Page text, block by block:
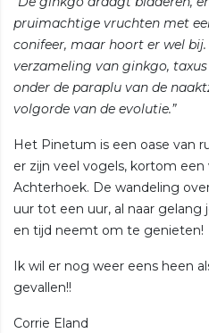
pruimachtige vruchten met
conifeer, maar hoort er wel bij.
verzameling van ginkgo,
onder de paraplu van de
volgorde van de evolutie.”
Het Pinetum is een oase van
er zijn veel vogels, kortom
Achterhoek. De wandeling
uur tot een uur, al naar gelang
en tijd neemt om te genieten!
Ik wil er nog weer eens heen
gevallen!!
Corrie Eland